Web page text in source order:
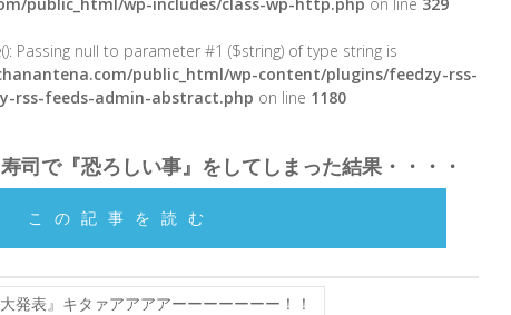
Passing null to parameter #1 ($string) of type string is
public_html/wp-content/plugins/feedzy-rss-
rss-feeds-admin-abstract.php on line 1180
司で『恐ろしい事』をしてしまった結果・・・・
この記事を読む
発表』キタァアアアアーーーーーーー！！